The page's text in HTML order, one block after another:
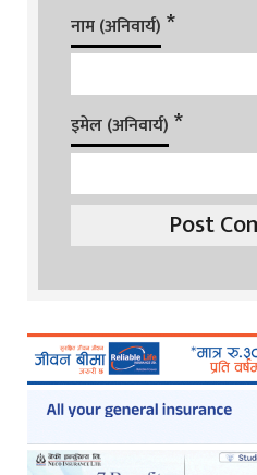
नाम (अनिवार्य) *
इमेल (अनिवार्य) *